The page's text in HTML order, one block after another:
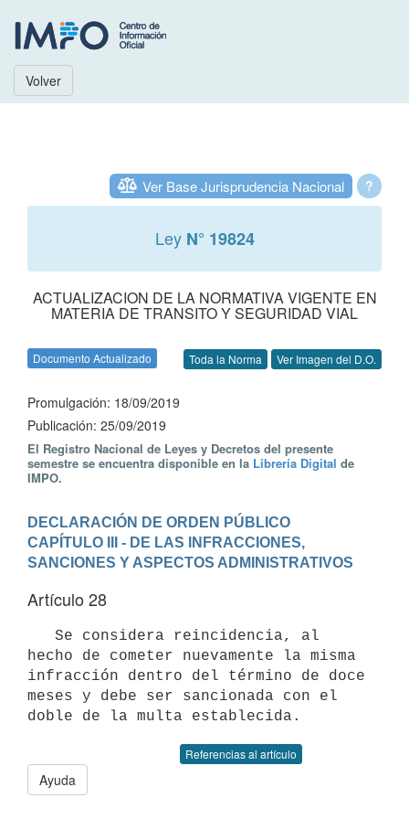
Volver
?
Ver Base Jurisprudencia Nacional
Ley N° 19824
ACTUALIZACION DE LA NORMATIVA VIGENTE EN
MATERIA DE TRANSITO Y SEGURIDAD VIAL
Documento Actualizado Toda la Norma Ver Imagen del D.O.
Promulgación: 18/09/2019
Publicación: 25/09/2019
El Registro Nacional de Leyes y Decretos del presente
semestre se encuentra disponible en la Librería Digital de
IMPO.
DECLARACIÓN DE ORDEN PÚBLICO
CAPÍTULO III - DE LAS INFRACCIONES,
SANCIONES Y ASPECTOS ADMINISTRATIVOS
Artículo 28
hecho de cometer nuevamente la misma
infracción dentro del término de doce
meses y debe ser sancionada con el
Referencias al artículo
Ayuda